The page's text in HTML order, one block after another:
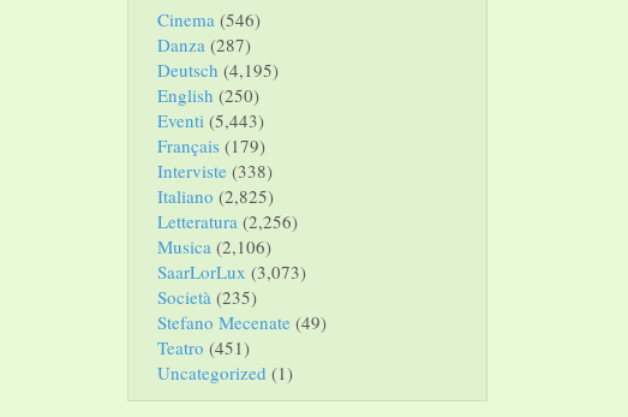
Cinema (546)
Danza (287)
Deutsch (4,195)
English (250)
Eventi (5,443)
Français (179)
Interviste (338)
Italiano (2,825)
Letteratura (2,256)
Musica (2,106)
SaarLorLux (3,073)
Società (235)
Stefano Mecenate (49)
Teatro (451)
Uncategorized (1)